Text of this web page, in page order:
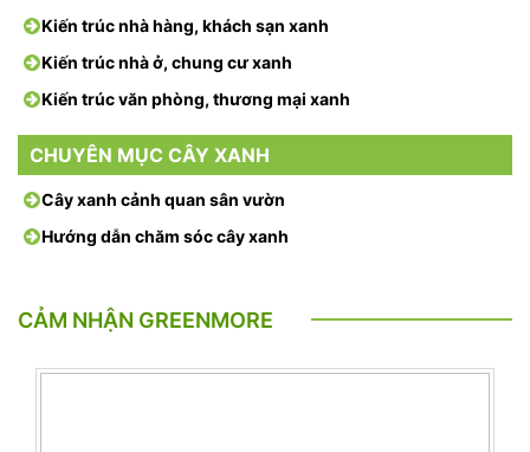
Kiến trúc nhà hàng, khách sạn xanh
Kiến trúc nhà ở, chung cư xanh
Kiến trúc văn phòng, thương mại xanh
CHUYÊN MỤC CÂY XANH
Cây xanh cảnh quan sân vườn
Hướng dẫn chăm sóc cây xanh
CẢM NHẬN GREENMORE